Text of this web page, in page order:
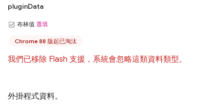
pluginData
布林值 選填
Chrome 88 版起已淘汰
我們已移除 Flash 支援，系統會忽略這類資料類型。
外掛程式資料。